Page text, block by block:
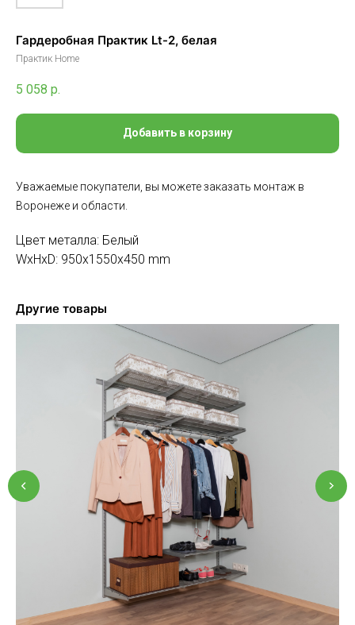
Гардеробная Практик Lt-2, белая
Практик Home
5 058 р.
Добавить в корзину
Уважаемые покупатели, вы можете заказать монтаж в
Воронеже и области.
Цвет металла: Белый
WxHxD: 950x1550x450 mm
Другие товары